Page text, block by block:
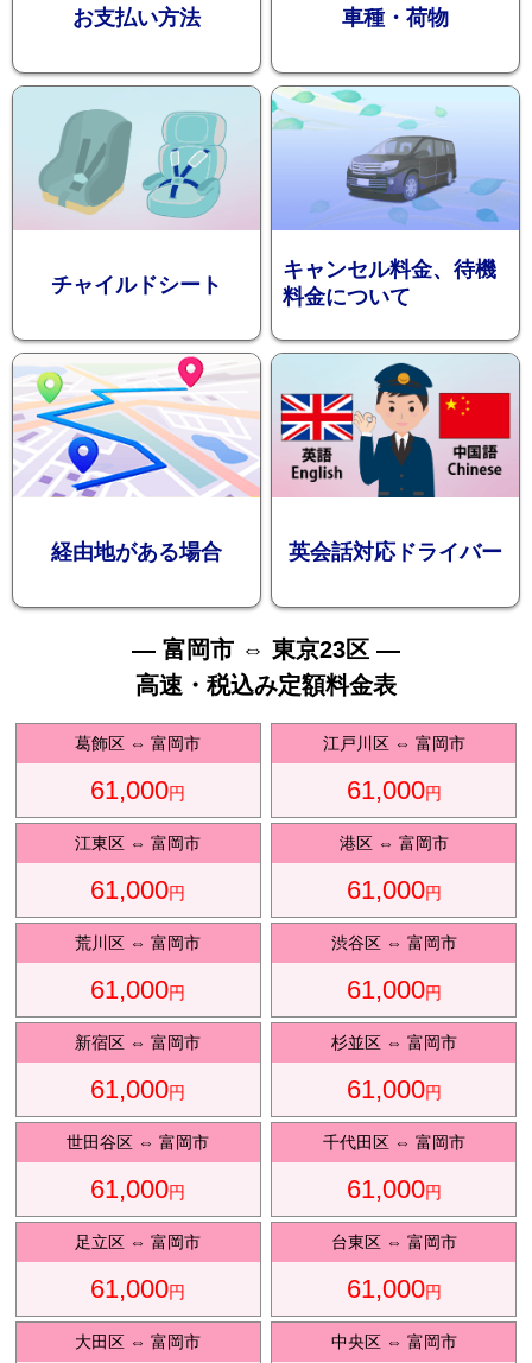
ション
お勧め
送迎プ
ラン
観光タクシ
ー
ディズニ
ー送迎
東
京
成
お支払い方法 車種・荷物
チャイルドシート
キャンセル料金、待機
料金について
経由地がある場合 英会話対応ドライバー
— 富岡市 ⇔ 東京23区 —
高速・税込み定額料金表
葛飾区 ⇔富岡市
61,000円
江戸川区⇔ 富岡市
61,000円
江東区 ⇔富岡市
61,000円
港区⇔ 富岡市
61,000円
荒川区 ⇔富岡市
61,000円
渋谷区⇔ 富岡市
61,000円
新宿区 ⇔富岡市
61,000円
杉並区⇔ 富岡市
61,000円
世田谷区 ⇔富岡市
61,000円
千代田区⇔ 富岡市
61,000円
足立区 ⇔富岡市
61,000円
台東区⇔ 富岡市
61,000円
大田区 ⇔富岡市 中央区⇔ 富岡市